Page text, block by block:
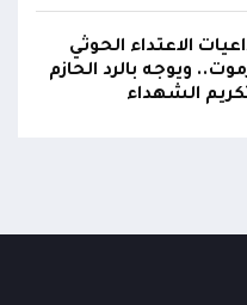
الاعتداء الحوثي
ويوجه بالرد الحازم
الشهداء